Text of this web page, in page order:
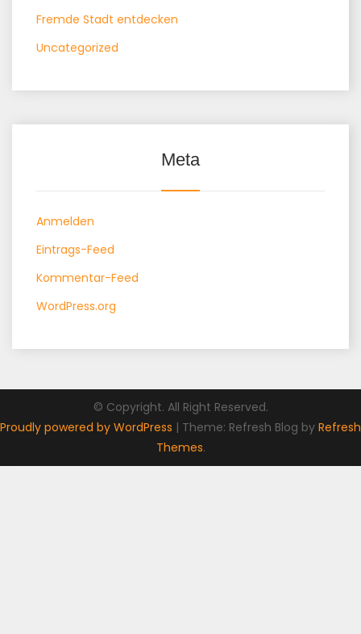
Fremde Stadt entdecken
Uncategorized
Meta
Anmelden
Eintrags-Feed
Kommentar-Feed
WordPress.org
© Copyright. All Right Reserved.
Proudly powered by WordPress | Theme: Refresh Blog by Refresh
Themes.